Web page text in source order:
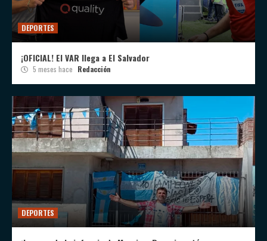
DEPORTES
¡OFICIAL! El VAR llega a El Salvador
5 meses hace Redacción
DEPORTES